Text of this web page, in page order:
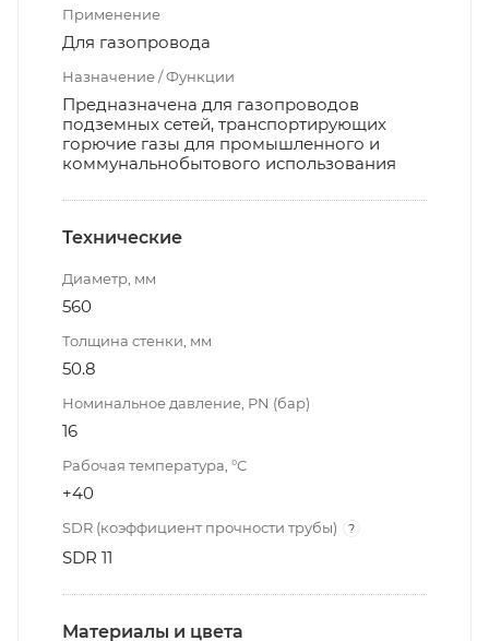
Применение
Для газопровода
Назначение / Функции
Предназначена для газопроводов
подземных сетей, транспортирующих
горючие газы для промышленного и
коммунальнобытового использования
Технические
Диаметр, мм
560
Толщина стенки, мм
50.8
Номинальное давление, PN (бар)
16
Рабочая температура, °С
+40
SDR (коэффициент прочности трубы) ?
SDR 11
Материалы и цвета